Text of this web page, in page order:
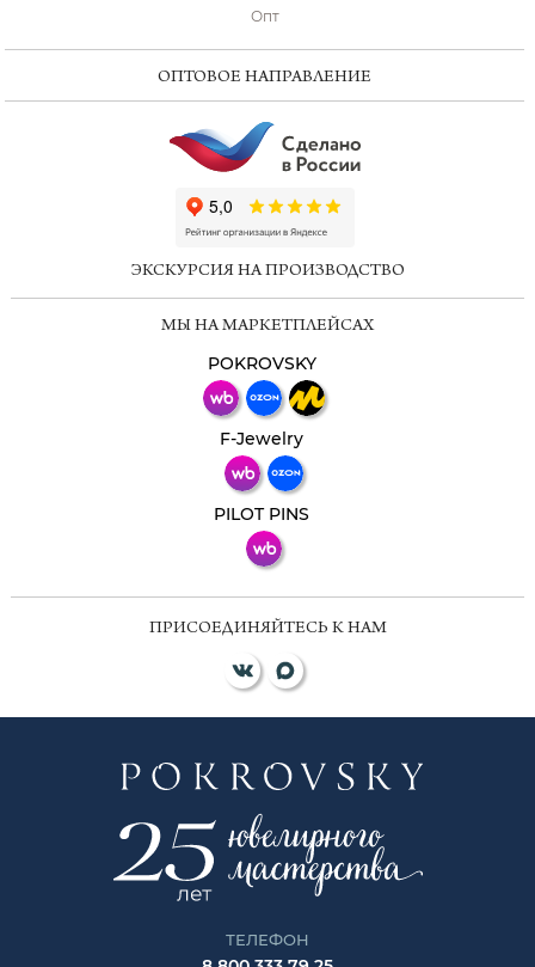
Опт
ОПТОВОЕ НАПРАВЛЕНИЕ
ЭКСКУРСИЯ НА ПРОИЗВОДСТВО
МЫ НА МАРКЕТПЛЕЙСАХ
POKROVSKY
F-Jewelry
PILOT PINS
ПРИСОЕДИНЯЙТЕСЬ К НАМ
ТЕЛЕФОН